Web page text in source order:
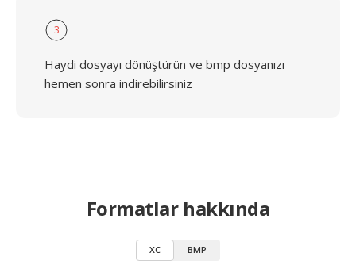
3
Haydi dosyayı dönüştürün ve bmp dosyanızı
hemen sonra indirebilirsiniz
Formatlar hakkında
XC BMP